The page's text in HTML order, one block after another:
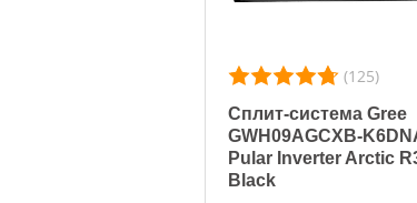
(125)
Сплит-система Gree
GWH09AGCXB-
Pular Inverter Arctic
Black